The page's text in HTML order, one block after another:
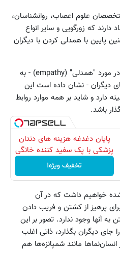
علوم اعصاب، روانشناسان،
که زورگویی و سایر انواع
پایین با همدلی کردن با دیگران
پژوهش‌ها در طول دهه گذشته در مورد "همدلی" (empathy) - به
دیگران - نشان داده است این
و شاید بر همه موارد روابط
باشد.
پایان دغدغه هزینه های دندان
پزشکی با پک سفید کننده خانگی
تخفیف ویژه!
خواهیم داشت که در آن
پرهیز از کشتن و فریب دادن
به آنها وجود ندارد. تصور بر این
جای دیگران بگذارد، ذاتی اغلب
مانند شمپانزه‌ها هم